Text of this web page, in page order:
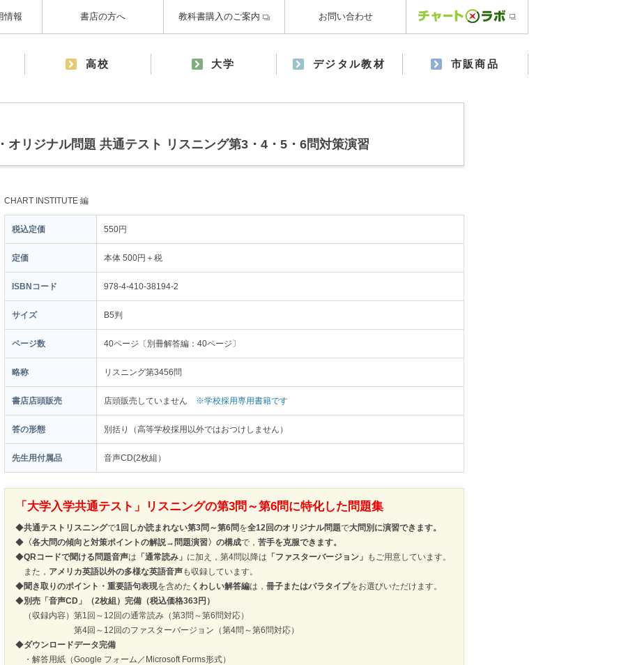
情報 書店の方へ 教科書購入のご案内 お問い合わせ
高校 大学 デジタル教材 市販商品
オリジナル問題 共通テスト リスニング第3・4・5・6問対策演習
CHART INSTITUTE 編
税込定価 550円
定価 本体 500円＋税
ISBNコード 978-4-410-38194-2
サイズ B5判
ページ数 40ページ〔別冊解答編：40ページ〕
略称 リスニング第3456問
書店店頭販売 店頭販売していません ※学校採用専用書籍です
答の形態 別括り（高等学校採用以外ではおつけしません）
先生用付属品 音声CD(2枚組）
「大学入学共通テスト」リスニングの第3問～第6問に特化した問題集
◆共通テストリスニングで1回しか読まれない第3問～第6問を全12回のオリジナル問題で大問別に演習できます。
◆ 〈各大問の傾向と対策ポイントの解説→問題演習〉の構成で， 苦手を克服できます。
◆QRコードで聞ける問題音声は 「通常読み」 に加え，第4問以降は 「ファスターバージョン」 もご用意しています。
また， アメリカ英語以外の多様な英語音声も収録しています。
◆聞き取りのポイント・重要語句表現を含めた くわしい解答編は， 冊子またはバラタイプをお選びいただけます。
◆別売「音声CD」（2枚組）完備（税込価格363円）
（収録内容）第1回～12回の通常読み（第3問～第6問対応）
第4回～12回のファスターバージョン（第4問～第6問対応）
◆ダウンロードデータ完備
・解答用紙（Google フォーム／Microsoft Forms形式）